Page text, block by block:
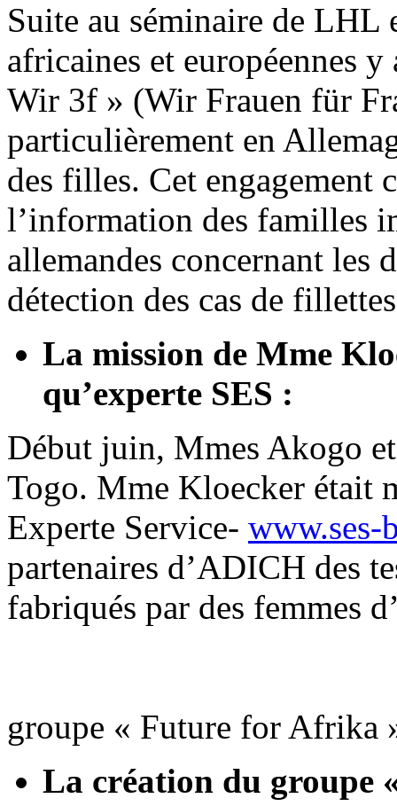
Suite au séminaire de LHL
africaines et européennes
Wir 3f » (Wir Frauen für
particulièrement en
des filles. Cet engagement
l’information des familles
allemandes concernant les
détection des cas de
La mission de Mme
qu’experte SES :
Début juin, Mmes Akogo
Togo. Mme Kloecker était
Experte Service- www.ses-
partenaires d’ADICH des
fabriqués par des femmes
groupe « Future for Afrika
La création du groupe